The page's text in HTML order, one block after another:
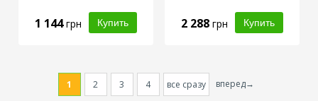
1 144грн 2 288 грн
1 2 3 4 все сразу вперед→